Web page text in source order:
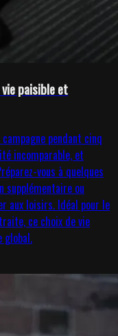
vie paisible et
pendant cinq
incomparable, et
vous à quelques
supplémentaire ou
aux loisirs. Idéal pour le
ce choix de vie
global.